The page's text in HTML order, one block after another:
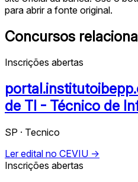
para abrir a fonte original.
Concursos
Inscrições abertas
de TI - Técnico de
SP · Tecnico
Ler edital no CEVIU →
Inscrições abertas